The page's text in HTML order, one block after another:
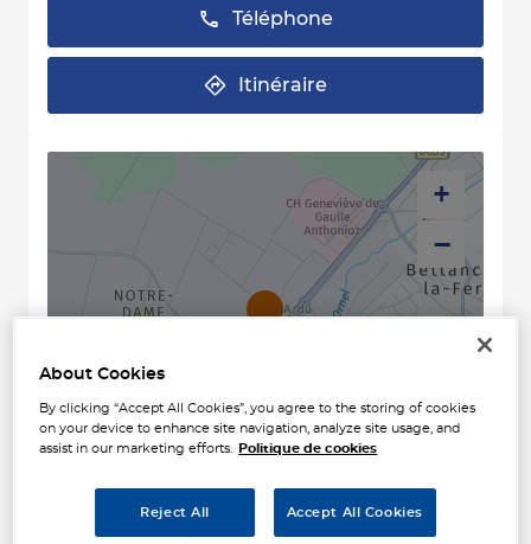
Contact
Téléphone
Itinéraire
+
−
Leaflet| Map ©2026
About Cookies
By clicking “Accept All Cookies”, you agree to the storing of cookies
on your device to enhance site navigation, analyze site usage, and
assist in our marketing efforts.
Politique de cookies
Reject All Accept All Cookies